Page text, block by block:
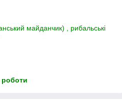
майданчик) , рибальські
роботи